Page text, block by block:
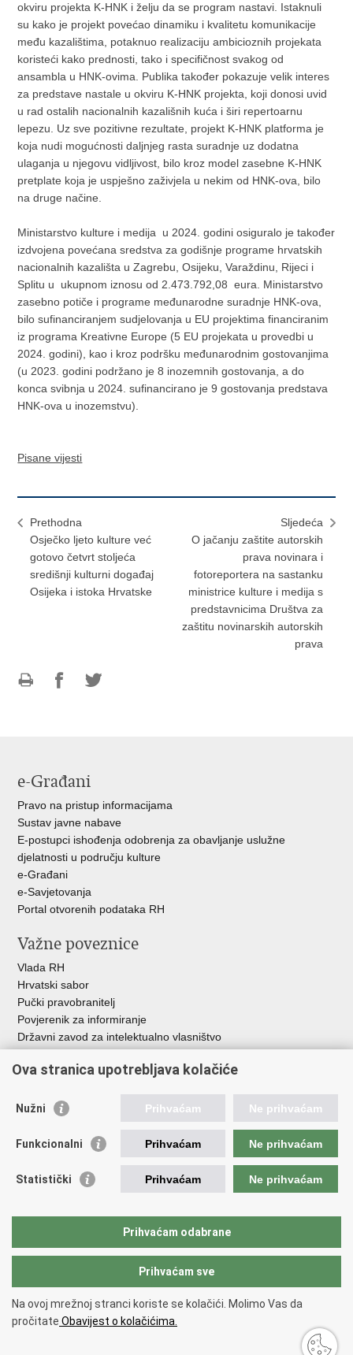
okviru projekta K-HNK i želju da se program nastavi. Istaknuli
su kako je projekt povećao dinamiku i kvalitetu komunikacije
među kazalištima, potaknuo realizaciju ambicioznih projekata
koristeći kako prednosti, tako i specifičnost svakog od
ansambla u HNK-ovima. Publika također pokazuje velik interes
za predstave nastale u okviru K-HNK projekta, koji donosi uvid
u rad ostalih nacionalnih kazališnih kuća i širi repertoarnu
lepezu. Uz sve pozitivne rezultate, projekt K-HNK platforma je
koja nudi mogućnosti daljnjeg rasta suradnje uz dodatna
ulaganja u njegovu vidljivost, bilo kroz model zasebne K-HNK
pretplate koja je uspješno zaživjela u nekim od HNK-ova, bilo
na druge načine.
Ministarstvo kulture i medija u 2024. godini osiguralo je također
izdvojena povećana sredstva za godišnje programe hrvatskih
nacionalnih kazališta u Zagrebu, Osijeku, Varaždinu, Rijeci i
Splitu u ukupnom iznosu od 2.473.792,08 eura. Ministarstvo
zasebno potiče i programe međunarodne suradnje HNK-ova,
bilo sufinanciranjem sudjelovanja u EU projektima financiranim
iz programa Kreativne Europe (5 EU projekata u provedbi u
2024. godini), kao i kroz podršku međunarodnim gostovanjima
(u 2023. godini podržano je 8 inozemnih gostovanja, a do
konca svibnja u 2024. sufinancirano je 9 gostovanja predstava
HNK-ova u inozemstvu).
Pisane vijesti
Prethodna
Osječko ljeto kulture već
gotovo četvrt stoljeća
središnji kulturni događaj
Osijeka i istoka Hrvatske
Sljedeća
O jačanju zaštite autorskih
prava novinara i
fotoreportera na sastanku
ministrice kulture i medija s
predstavnicima Društva za
zaštitu novinarskih autorskih
prava
e-Građani
Pravo na pristup informacijama
Sustav javne nabave
E-postupci ishođenja odobrenja za obavljanje uslužne
djelatnosti u području kulture
e-Građani
e-Savjetovanja
Portal otvorenih podataka RH
Važne poveznice
Vlada RH
Hrvatski sabor
Pučki pravobranitelj
Povjerenik za informiranje
Državni zavod za intelektualno vlasništvo
HAKOM
Ostale poveznice
Hrvatski audiovizualni centar
Creative Europe
EU National Institutes for Culture
Međunarodni centar za podvodnu arheologiju u Zadru (MCPA)
Copyright © 2026 Ministarstvo kulture i medija.
pristupačnosti.
Ova stranica upotrebljava kolačiće
Nužni Prihvaćam Ne prihvaćam
Funkcionalni Prihvaćam Ne prihvaćam
Statistički Prihvaćam Ne prihvaćam
Prihvaćam odabrane
Prihvaćam sve
Na ovoj mrežnoj stranci koriste se kolačići. Molimo Vas da
pročitate Obavijest o kolačićima.